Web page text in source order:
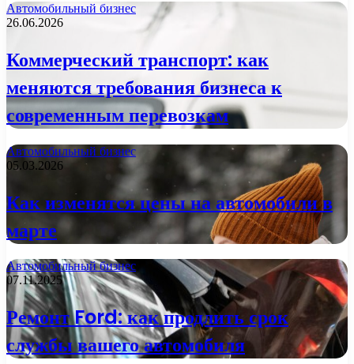
Автомобильный бизнес
26.06.2026
Коммерческий транспорт: как
меняются требования бизнеса к
современным перевозкам
Автомобильный бизнес
05.03.2026
Как изменятся цены на автомобили в
марте
Автомобильный бизнес
07.11.2025
Ремонт Ford: как продлить срок
службы вашего автомобиля